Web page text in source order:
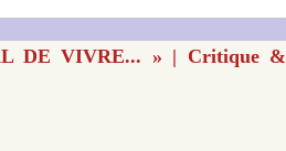
DE VIVRE... » | Critique &